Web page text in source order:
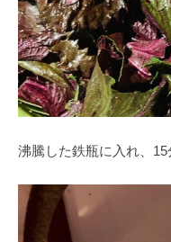
沸騰した鉄瓶に入れ、15